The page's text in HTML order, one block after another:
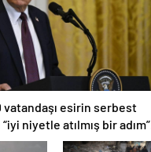
vatandaşı esirin serbest
“iyi niyetle atılmış bir adım”